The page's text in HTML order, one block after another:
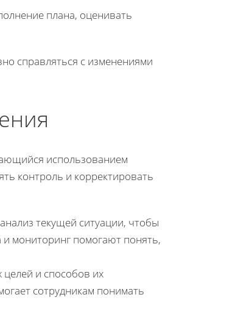
плана, оценивать
справляться с изменениями
использованием
контроль и корректировать
текущей ситуации, чтобы
мониторинг помогают понять,
и способов их
сотрудникам понимать